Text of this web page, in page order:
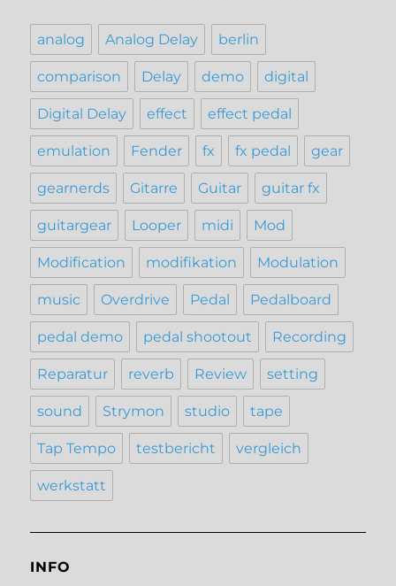
analog Analog Delay berlin
comparison Delay demo digital
Digital Delay effect effect pedal
emulation Fender fx fx pedal gear
gearnerds Gitarre Guitar guitar fx
guitargear Looper midi Mod
Modification modifikation Modulation
music Overdrive Pedal Pedalboard
pedal demo pedal shootout Recording
Reparatur reverb Review setting
sound Strymon studio tape
Tap Tempo testbericht vergleich
werkstatt
INFO